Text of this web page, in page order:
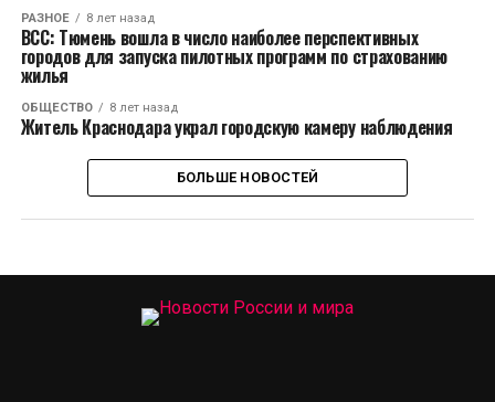
РАЗНОЕ 8 лет назад
ВСС: Тюмень вошла в число наиболее перспективных
городов для запуска пилотных программ по страхованию
жилья
ОБЩЕСТВО 8 лет назад
Житель Краснодара украл городскую камеру наблюдения
БОЛЬШЕ НОВОСТЕЙ